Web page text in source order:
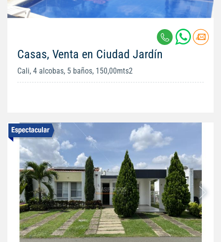
Casas, Venta en Ciudad Jardín
Cali, 4 alcobas, 5 baños, 150,00mts2